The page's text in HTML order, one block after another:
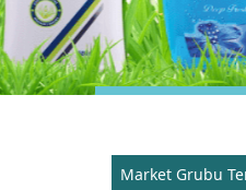
Market Grubu